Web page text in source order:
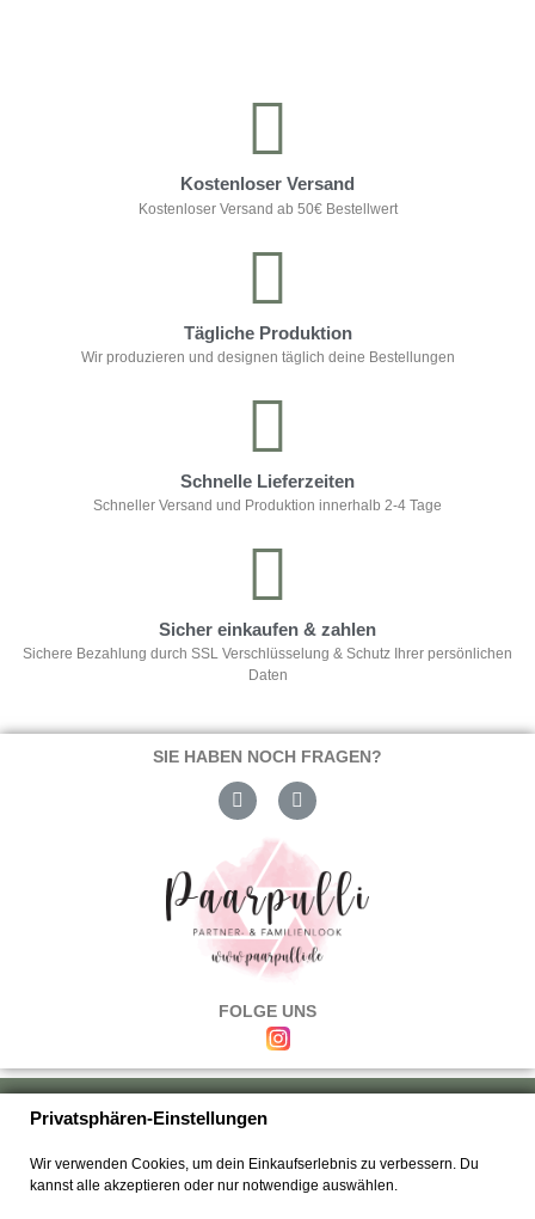
Kostenloser Versand
Kostenloser Versand ab 50€ Bestellwert
Tägliche Produktion
Wir produzieren und designen täglich deine Bestellungen
Schnelle Lieferzeiten
Schneller Versand und Produktion innerhalb 2-4 Tage
Sicher einkaufen & zahlen
Sichere Bezahlung durch SSL Verschlüsselung & Schutz Ihrer persönlichen
Daten
SIE HABEN NOCH FRAGEN?
FOLGE UNS
Über uns|Versand & Zahlung|Umtausch & Rückgabe
Kontakt
Privatsphären-Einstellungen
Wir verwenden Cookies, um dein Einkaufserlebnis zu verbessern. Du
kannst alle akzeptieren oder nur notwendige auswählen.